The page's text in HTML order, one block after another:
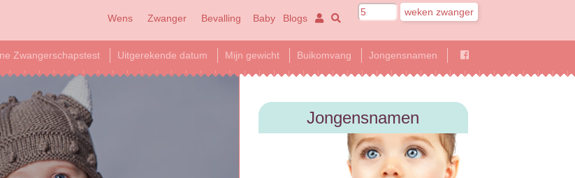
Wens Zwanger Bevalling Baby Blogs
Zwangerschapstest Uitgerekende datum Mijn gewicht Buikomvang Jongensnamen
Jongensnamen